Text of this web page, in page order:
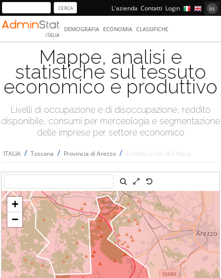
L'azienda Contatti Login
ITALIA
DEMOGRAFIA ECONOMIA CLASSIFICHE
Mappe, analisi e
statistiche sul tessuto
economico e produttivo
Livelli di occupazione e di disoccupazione, reddito
disponibile, consumi per merceologia e segmentazione
delle imprese per settore economico
ITALIA / Toscana / Provincia di Arezzo / Civitella in Val di Chiana